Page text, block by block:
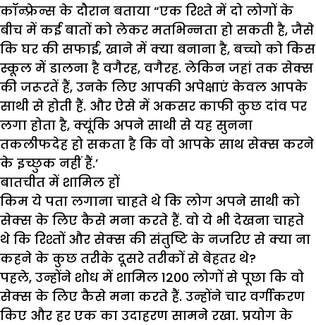
कॉन्फ़्रेन्स के दौरान बताया “एक रिश्ते में दो लोगों के
बीच में कई बातों को लेकर मतभिन्नता हो सकती है, जैसे
कि घर की सफाई, खाने में क्या बनाना है, बच्चो को किस
स्कूल में डालना है वगैरह, वगैरह. लेकिन जहां तक सेक्स
की जरूरतें हैं, उनके लिए आपकी अपेक्षाएं केवल आपके
साथी से होती हैं. और ऐसे में अकसर काफी कुछ दांव पर
लगा होता है, क्यूंकि अपने साथी से यह सुनना
तकलीफदेह हो सकता है कि वो आपके साथ सेक्स करने
के इच्छुक नहीं हैं.’
बातचीत में शामिल हों
किम ये पता लगाना चाहते थे कि लोग अपने साथी को
सेक्स के लिए कैसे मना करते हैं. वो ये भी देखना चाहते
थे कि रिश्तों और सेक्स की संतुष्टि के नजरिए से क्या ना
कहने के कुछ तरीके दूसरे तरीकों से बेहतर थे?
पहले, उन्होंने शोध में शामिल 1200 लोगों से पूछा कि वो
सेक्स के लिए कैसे मना करते हैं. उन्होंने चार वर्गीकरण
किए और हर एक का उदाहरण सामने रखा. प्रयोग के